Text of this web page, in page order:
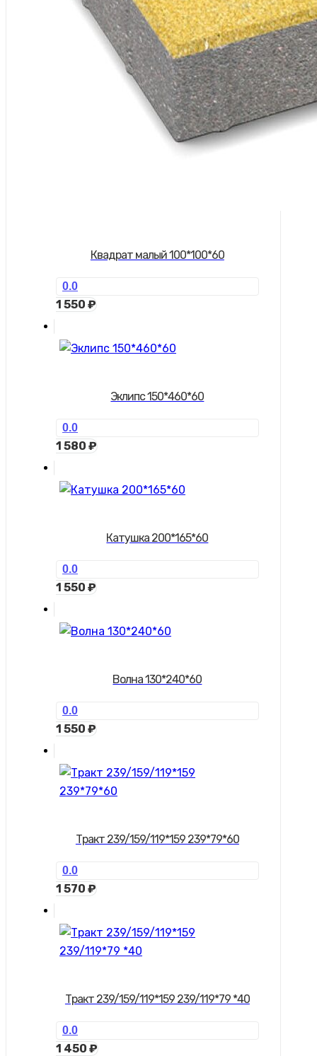
Квадрат малый 100*100*60
0.0
1 550 ₽
Эклипс 150*460*60
0.0
1 580 ₽
Катушка 200*165*60
0.0
1 550 ₽
Волна 130*240*60
0.0
1 550 ₽
Тракт 239/159/119*159 239*79*60
0.0
1 570 ₽
Тракт 239/159/119*159 239/119*79 *40
0.0
1 450 ₽